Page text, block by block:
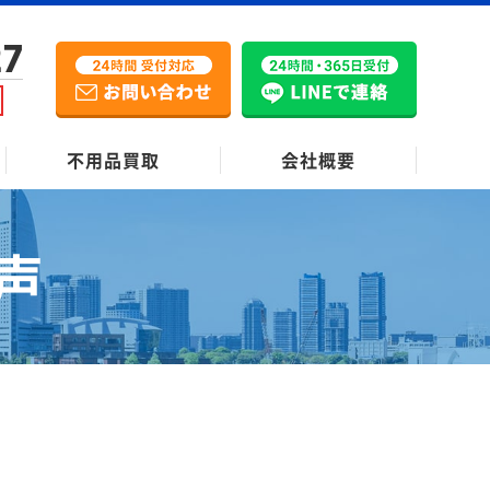
不用品買取 会社概要